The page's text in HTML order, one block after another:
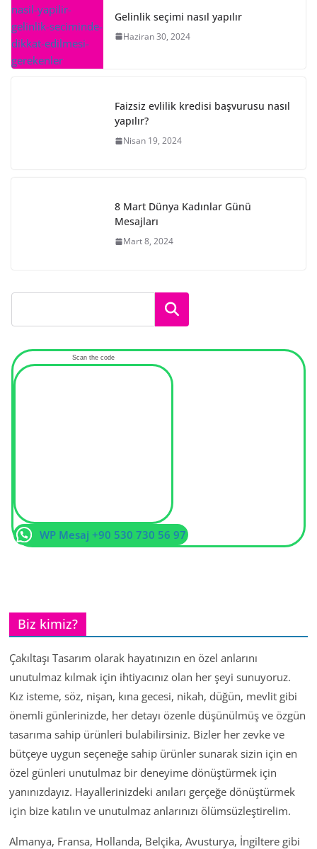
Gelinlik seçimi nasıl yapılır
Haziran 30, 2024
Faizsiz evlilik kredisi başvurusu nasıl
yapılır?
Nisan 19, 2024
8 Mart Dünya Kadınlar Günü
Mesajları
Mart 8, 2024
Ara
Scan the code
WP Mesaj +90 530 730 56 97
Biz kimiz?
Çakıltaşı Tasarım olarak hayatınızın en özel anlarını
unutulmaz kılmak için ihtiyacınız olan her şeyi sunuyoruz.
Kız isteme, söz, nişan, kına gecesi, nikah, düğün, mevlit gibi
önemli günlerinizde, her detayı özenle düşünülmüş ve özgün
tasarıma sahip ürünleri bulabilirsiniz. Bizler her zevke ve
bütçeye uygun seçeneğe sahip ürünler sunarak sizin için en
özel günleri unutulmaz bir deneyime dönüştürmek için
yanınızdayız. Hayallerinizdeki anıları gerçeğe dönüştürmek
için bize katılın ve unutulmaz anlarınızı ölümsüzleştirelim.
Almanya, Fransa, Hollanda, Belçika, Avusturya, İngiltere gibi